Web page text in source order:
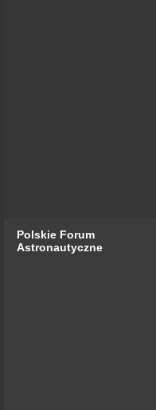
Polskie Forum
Astronautyczne